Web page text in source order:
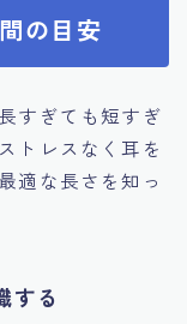
の目安
すぎても短すぎ
トレスなく耳を
適な長さを知っ
する